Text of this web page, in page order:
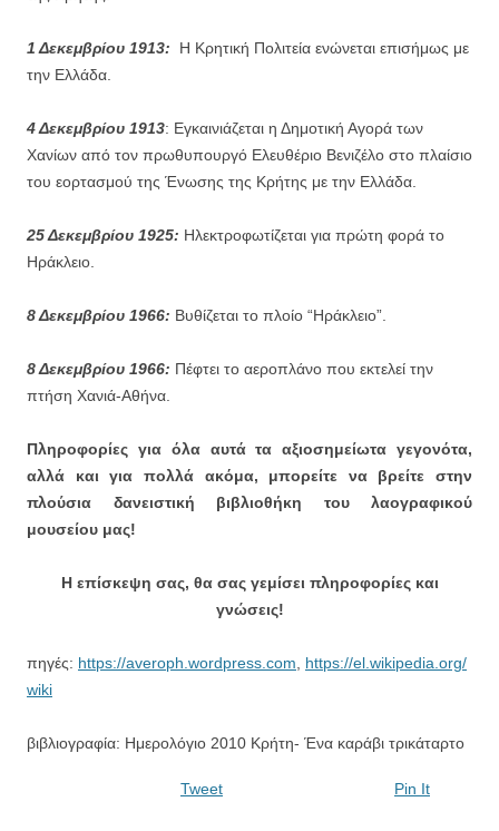
1 Δεκεμβρίου 1913:
Η Κρητική Πολιτεία ενώνεται επισήμως με
την Ελλάδα.
4 Δεκεμβρίου 1913: Εγκαινιάζεται η Δημοτική Αγορά των
Χανίων από τον πρωθυπουργό Ελευθέριο Βενιζέλο στο πλαίσιο
του εορτασμού της Ένωσης της Κρήτης με την Ελλάδα.
25 Δεκεμβρίου 1925: Ηλεκτροφωτίζεται για πρώτη φορά το
Ηράκλειο.
8 Δεκεμβρίου 1966: Βυθίζεται το πλοίο “Ηράκλειο”.
8 Δεκεμβρίου 1966: Πέφτει το αεροπλάνο που εκτελεί την
πτήση Χανιά-Αθήνα.
Πληροφορίες για όλα αυτά τα αξιοσημείωτα γεγονότα,
αλλά και για πολλά ακόμα, μπορείτε να βρείτε στην
πλούσια δανειστική βιβλιοθήκη του λαογραφικού
μουσείου μας!
Η επίσκεψη σας, θα σας γεμίσει πληροφορίες και
γνώσεις!
πηγές: https://averoph.wordpress.com
https://el.wikipedia.org/
wiki
βιβλιογραφία: Ημερολόγιο 2010 Κρήτη- Ένα καράβι τρικάταρτο
Tweet Pin It